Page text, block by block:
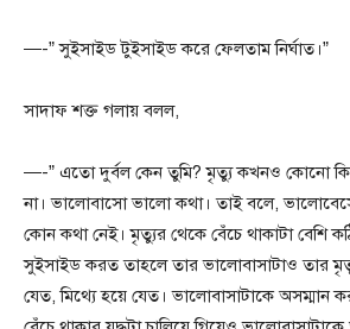
—-” সুইসাইড টুইসাইড করে ফেলতাম নির্ঘাত।”
সাদাফ শক্ত গলায় বলল,
—-” এতো দুর্বল কেন তুমি? মৃত্যু কখনও কোনো
না। ভালোবাসো ভালো কথা। তাই বলে,
কোন কথা নেই। মৃত্যুর থেকে বেঁচে থাকাটা বেশি
সুইসাইড করত তাহলে তার ভালোবাসাটাও তার
যেত, মিথ্যে হয়ে যেত। ভালোবাসাটাকে অসম্মান